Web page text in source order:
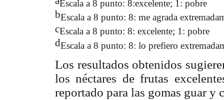
Escala a 8 punto: 8:excelente; 1: pobre
bEscala a 8 punto: 8: me agrada
cEscala a 8 punto: 8: excelente; 1: pobre
dEscala a 8 punto: 8: lo prefiero
Los resultados obtenidos
los néctares de frutas
reportado para las gomas guar